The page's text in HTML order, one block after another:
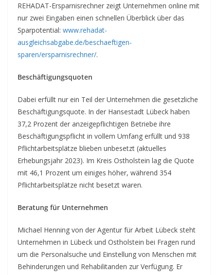
REHADAT-Ersparnisrechner zeigt Unternehmen online mit
nur zwei Eingaben einen schnellen Überblick über das
Sparpotential: www.rehadat-
ausgleichsabgabe.de/beschaeftigen-
sparen/ersparnisrechner/.
Beschäftigungsquoten
Dabei erfüllt nur ein Teil der Unternehmen die gesetzliche
Beschäftigungsquote. In der Hansestadt Lübeck haben
37,2 Prozent der anzeigepflichtigen Betriebe ihre
Beschäftigungspflicht in vollem Umfang erfüllt und 938
Pflichtarbeitsplätze blieben unbesetzt (aktuelles
Erhebungsjahr 2023). Im Kreis Ostholstein lag die Quote
mit 46,1 Prozent um einiges höher, während 354
Pflichtarbeitsplätze nicht besetzt waren.
Beratung für Unternehmen
Michael Henning von der Agentur für Arbeit Lübeck steht
Unternehmen in Lübeck und Ostholstein bei Fragen rund
um die Personalsuche und Einstellung von Menschen mit
Behinderungen und Rehabilitanden zur Verfügung. Er